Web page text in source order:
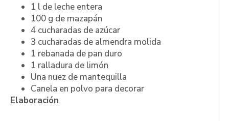
1 l de leche entera
100 g de mazapán
4 cucharadas de azúcar
3 cucharadas de almendra molida
1 rebanada de pan duro
1 ralladura de limón
Una nuez de mantequilla
Canela en polvo para decorar
Elaboración